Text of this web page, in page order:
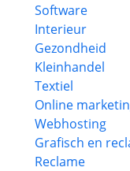
Software
Interieur
Gezondheid
Kleinhandel
Textiel
Online
Webhosting
Grafisch en
Reclame